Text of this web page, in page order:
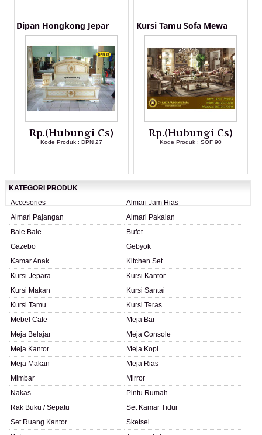
Dipan Hongkong Jepar
Rp.(Hubungi Cs)
Kode Produk : DPN 27
Kursi Tamu Sofa Mewa
Rp.(Hubungi Cs)
Kode Produk : SOF 90
KATEGORI PRODUK
Accesories
Almari Jam Hias
Almari Pajangan
Almari Pakaian
Bale Bale
Bufet
Gazebo
Gebyok
Kamar Anak
Kitchen Set
Kursi Jepara
Kursi Kantor
Kursi Makan
Kursi Santai
Kursi Tamu
Kursi Teras
Mebel Cafe
Meja Bar
Meja Belajar
Meja Console
Meja Kantor
Meja Kopi
Meja Makan
Meja Rias
Mimbar
Mirror
Nakas
Pintu Rumah
Rak Buku / Sepatu
Set Kamar Tidur
Set Ruang Kantor
Sketsel